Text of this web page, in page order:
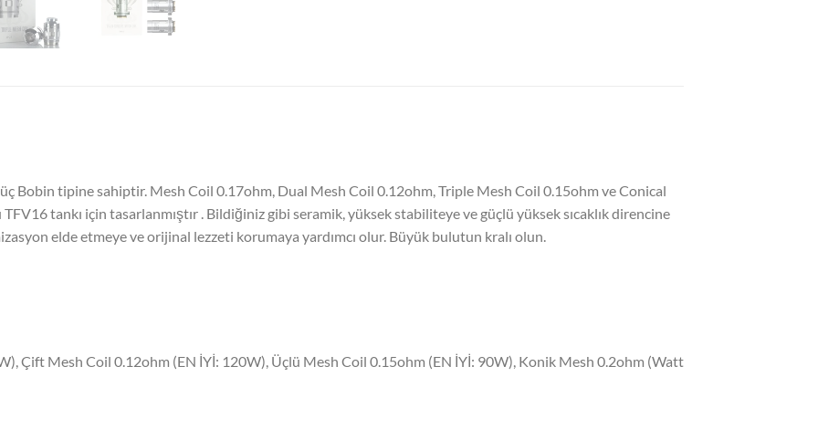
Bobin tipine sahiptir. Mesh Coil 0.17ohm, Dual Mesh Coil 0.12ohm, Triple Mesh Coil 0.15ohm ve Conical
tankı için tasarlanmıştır . Bildiğiniz gibi seramik, yüksek stabiliteye ve güçlü yüksek sıcaklık direncine
elde etmeye ve orijinal lezzeti korumaya yardımcı olur. Büyük bulutun kralı olun.
Çift Mesh Coil 0.12ohm (EN İYİ: 120W), Üçlü Mesh Coil 0.15ohm (EN İYİ: 90W), Konik Mesh 0.2ohm (Watt